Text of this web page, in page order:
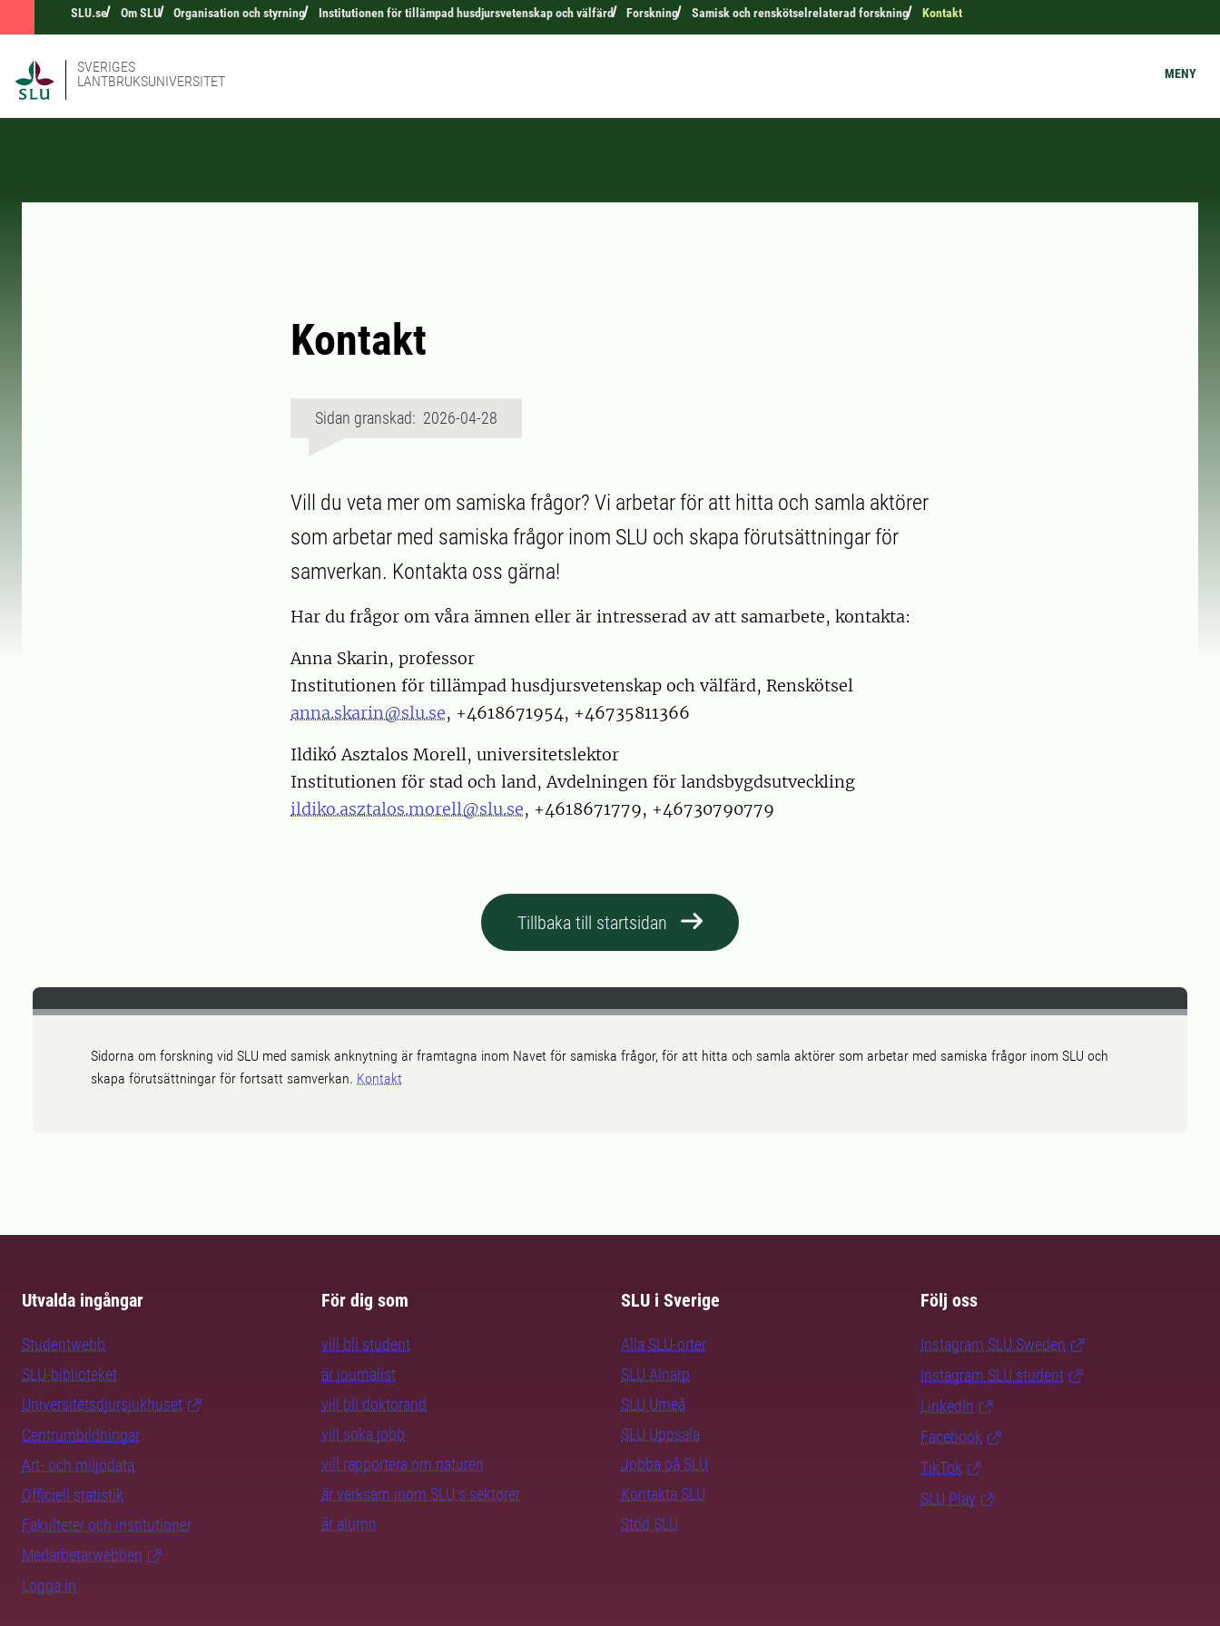
SLU.se Om SLU Organisation och styrning Institutionen för tillämpad husdjursvetenskap och välfärd Forskning Samisk och renskötselrelaterad forskning Kontakt
SVERIGES
LANTBRUKSUNIVERSITET
MENY
Kontakt
Sidan granskad: 2026-04-28
Vill du veta mer om samiska frågor? Vi arbetar för att hitta och samla aktörer
som arbetar med samiska frågor inom SLU och skapa förutsättningar för
samverkan. Kontakta oss gärna!
Har du frågor om våra ämnen eller är intresserad av att samarbete, kontakta:
Anna Skarin, professor
Institutionen för tillämpad husdjursvetenskap och välfärd, Renskötsel
anna.skarin@slu.se, +4618671954, +46735811366
Ildikó Asztalos Morell, universitetslektor
Institutionen för stad och land, Avdelningen för landsbygdsutveckling
ildiko.asztalos.morell@slu.se, +4618671779, +46730790779
Tillbaka till startsidan
Sidorna om forskning vid SLU med samisk anknytning är framtagna inom Navet för samiska frågor, för att hitta och samla aktörer som arbetar med samiska frågor inom SLU och
skapa förutsättningar för fortsatt samverkan. Kontakt
Utvalda ingångar
Studentwebb
SLU-biblioteket
Universitetsdjursjukhuset
Centrumbildningar
Art- och miljödata
Officiell statistik
Fakulteter och institutioner
Medarbetarwebben
Logga in
För dig som
vill bli student
är journalist
vill bli doktorand
vill söka jobb
vill rapportera om naturen
är verksam inom SLU:s sektorer
är alumn
SLU i Sverige
Alla SLU-orter
SLU Alnarp
SLU Umeå
SLU Uppsala
Jobba på SLU
Kontakta SLU
Stöd SLU
Följ oss
Instagram SLU.Sweden
Instagram SLU.student
LinkedIn
Facebook
TikTok
SLU Play